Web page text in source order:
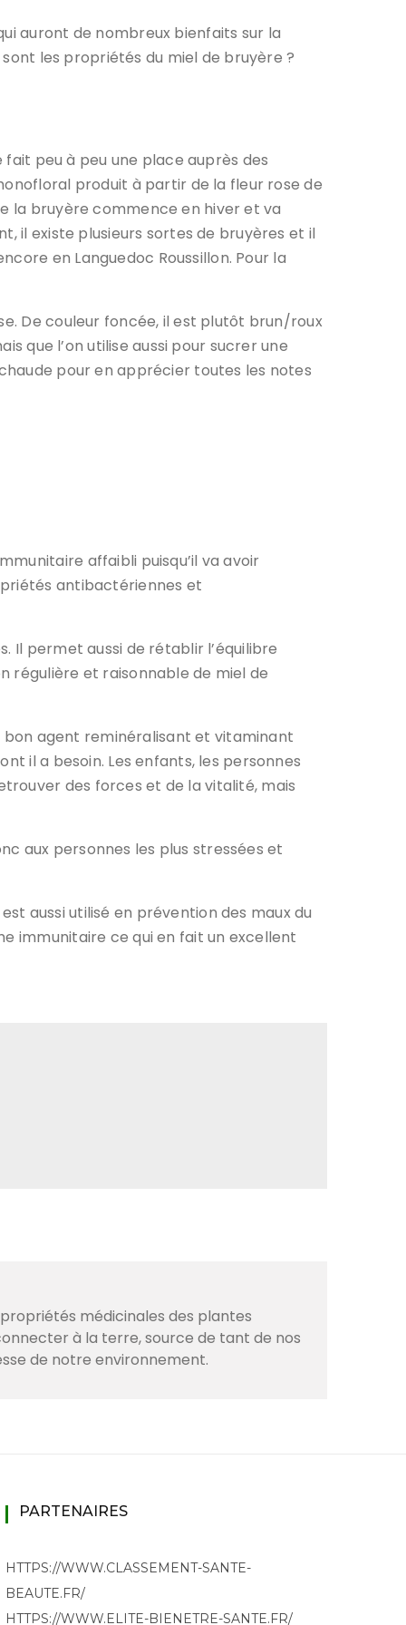
auront de nombreux bienfaits sur la
les propriétés du miel de bruyère ?
peu à peu une place auprès des
produit à partir de la fleur rose de
la bruyère commence en hiver et va
il existe plusieurs sortes de bruyères et il
en Languedoc Roussillon. Pour la
De couleur foncée, il est plutôt brun/roux
que l’on utilise aussi pour sucrer une
pour en apprécier toutes les notes
affaibli puisqu’il va avoir
antibactériennes et
permet aussi de rétablir l’équilibre
régulière et raisonnable de miel de
bon agent reminéralisant et vitaminant
il a besoin. Les enfants, les personnes
des forces et de la vitalité, mais
aux personnes les plus stressées et
aussi utilisé en prévention des maux du
immunitaire ce qui en fait un excellent
médicinales des plantes
à la terre, source de tant de nos
de notre environnement.
PARTENAIRES
HTTPS://WWW.CLASSEMENT-SANTE-
BEAUTE.FR/
HTTPS://WWW.ELITE-BIENETRE-SANTE.FR/